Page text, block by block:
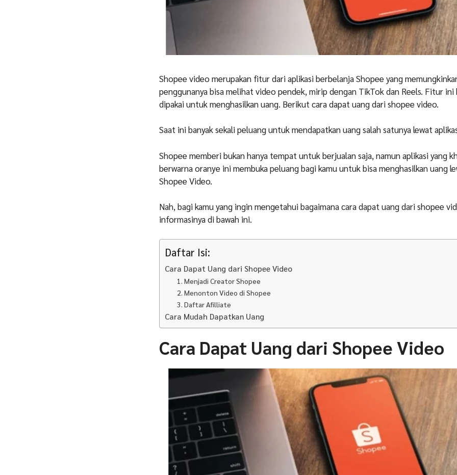
Shopee video merupakan fitur dari aplikasi berbelanja Shopee yang
penggunanya bisa melihat video pendek, mirip dengan TikTok dan Reels. Fitur ini
dipakai untuk menghasilkan uang. Berikut cara dapat uang dari shopee video.
Saat ini banyak sekali peluang untuk mendapatkan uang salah satunya lewat
Shopee memberi bukan hanya tempat untuk berjualan saja, namun aplikasi yang
berwarna oranye ini membuka peluang bagi kamu untuk bisa menghasilkan uang
Shopee Video.
Nah, bagi kamu yang ingin mengetahui bagaimana cara dapat uang dari shopee
informasinya di bawah ini.
Daftar Isi:
Cara Dapat Uang dari Shopee Video
1. Menjadi Creator Shopee
2. Menonton Video di Shopee
3. Daftar Afilliate
Cara Mudah Dapatkan Uang
Cara Dapat Uang dari Shopee Video